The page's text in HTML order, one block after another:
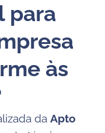
para
às
da Apto